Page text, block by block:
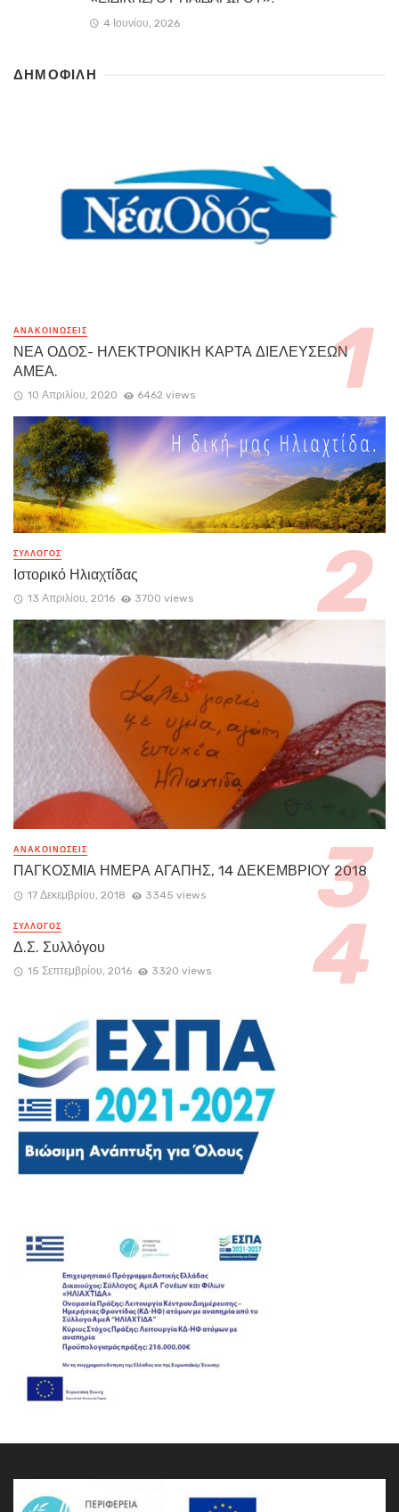
4 Ιουνίου, 2026
ΔΗΜΟΦΙΛΗ
ΑΝΑΚΟΙΝΏΣΕΙΣ
ΝΕΑ ΟΔΟΣ- ΗΛΕΚΤΡΟΝΙΚΗ ΚΑΡΤΑ ΔΙΕΛΕΥΣΕΩΝ
ΑΜΕΑ.
10 Απριλίου, 2020 6462 views
ΣΥΛΛΟΓΟΣ
Ιστορικό Ηλιαχτίδας
13 Απριλίου, 2016 3700 views
ΑΝΑΚΟΙΝΏΣΕΙΣ
ΠΑΓΚΟΣΜΙΑ ΗΜΕΡΑ ΑΓΑΠΗΣ, 14 ΔΕΚΕΜΒΡΙΟΥ 2018
17 Δεκεμβρίου, 2018 3345 views
ΣΥΛΛΟΓΟΣ
Δ.Σ. Συλλόγου
15 Σεπτεμβρίου, 2016 3320 views